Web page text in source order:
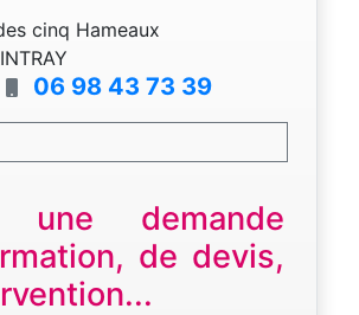
cinq Hameaux
06 98 43 73 39
une demande
de devis,